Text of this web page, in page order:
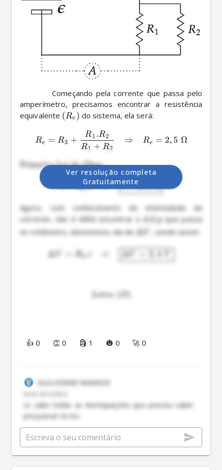
          Começando pela corrente que passa pelo
amperímetro, precisamos encontrar a resistência
equivalente (Re ) do sistema, ela será:
Re = R3 +
R1 + R2
R1 .R2 ⇒ Re = 2, 5 Ω
Primeira Lei de Ohm:
= e.i ⇒ i = 1,2
Agora, com conhecimento da intensidade da
corrente, não é difícil encontrar a
. .p que passa
no voltímetro, denotemos ela de Δ , sendo assim:
Δ .
e a
Ver resolução completa
Gratuitamente
👍 0 👏 0 🗿 1 🎃 0 🚀 0
GUILHERME WAMSER
vc sabe todas as leis/equações que pracisa saber
pra passar no ita